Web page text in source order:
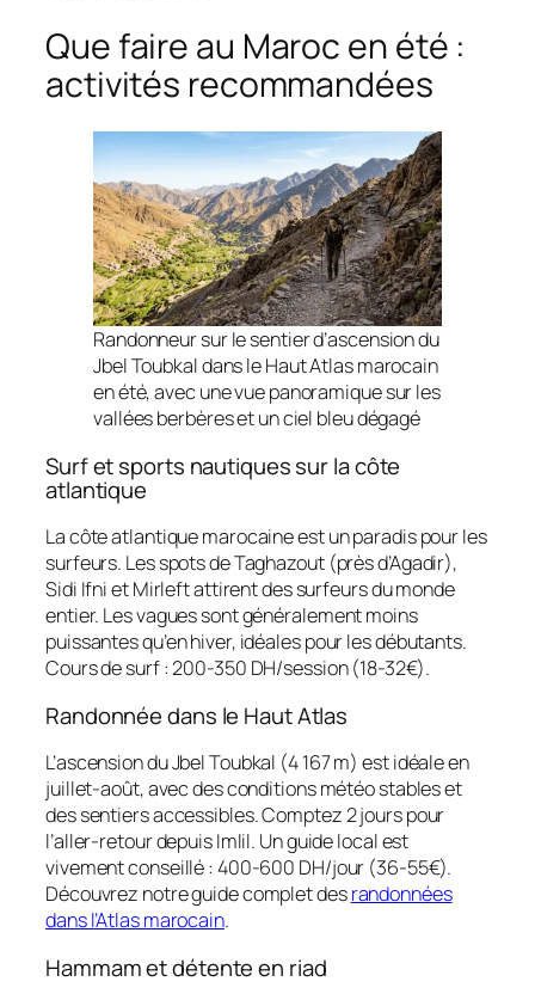
Que faire au Maroc en été :
activités recommandées
Randonneur sur le sentier d’ascension du
Jbel Toubkal dans le Haut Atlas marocain
en été, avec une vue panoramique sur les
vallées berbères et un ciel bleu dégagé
Surf et sports nautiques sur la côte
atlantique
La côte atlantique marocaine est un paradis pour les
surfeurs. Les spots de Taghazout (près d’Agadir),
Sidi Ifni et Mirleft attirent des surfeurs du monde
entier. Les vagues sont généralement moins
puissantes qu’en hiver, idéales pour les débutants.
Cours de surf : 200-350 DH/session (18-32€).
Randonnée dans le Haut Atlas
L’ascension du Jbel Toubkal (4 167 m) est idéale en
juillet-août, avec des conditions météo stables et
des sentiers accessibles. Comptez 2 jours pour
l’aller-retour depuis Imlil. Un guide local est
vivement conseillé : 400-600 DH/jour (36-55€).
Découvrez notre guide complet desrandonnées
dans l’Atlas marocain.
Hammam et détente en riad